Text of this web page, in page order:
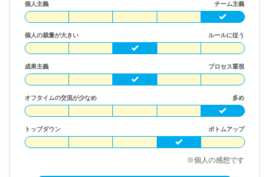
個人主義 チーム主義
個人の裁量が大きい ルールに従う
成果主義 プロセス重視
オフタイムの交流が少なめ 多め
トップダウン ボトムアップ
※個人の感想です